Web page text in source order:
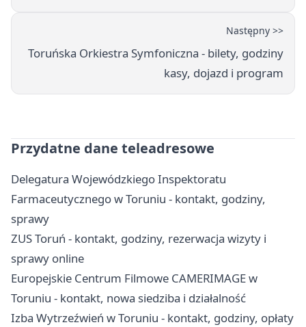
Następny >>
Toruńska Orkiestra Symfoniczna - bilety, godziny
kasy, dojazd i program
Przydatne dane teleadresowe
Delegatura Wojewódzkiego Inspektoratu
Farmaceutycznego w Toruniu - kontakt, godziny,
sprawy
ZUS Toruń - kontakt, godziny, rezerwacja wizyty i
sprawy online
Europejskie Centrum Filmowe CAMERIMAGE w
Toruniu - kontakt, nowa siedziba i działalność
Izba Wytrzeźwień w Toruniu - kontakt, godziny, opłaty